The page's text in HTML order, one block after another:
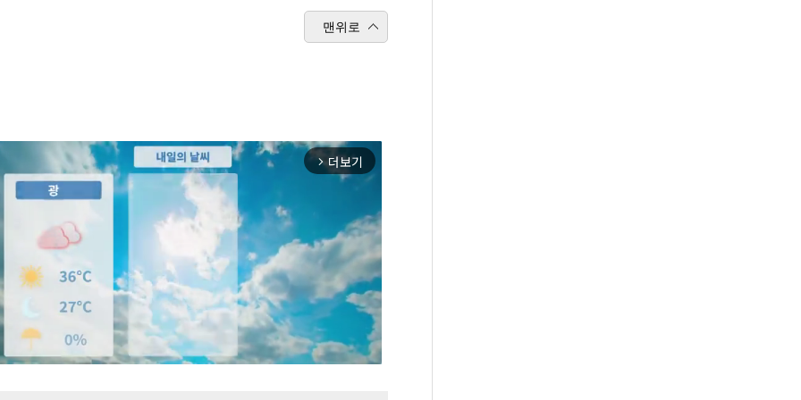
맨위로
arrow_forward_ios 더보기